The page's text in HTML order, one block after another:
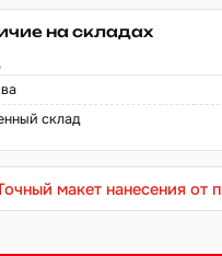
на складах
склад
макет нанесения